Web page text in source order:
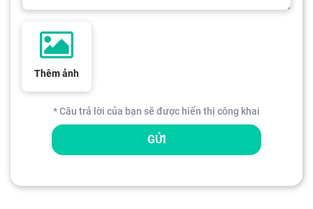
Thêm ảnh
* Câu trả lời của bạn sẽ được hiển thị công khai
GỬI